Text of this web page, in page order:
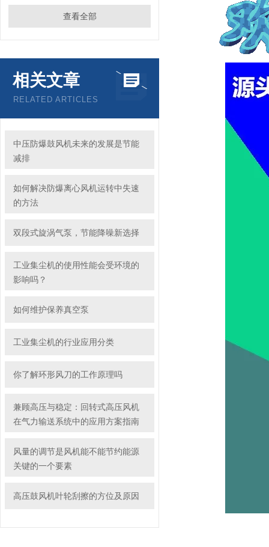
查看全部
相关文章
RELATED ARTICLES
中压防爆鼓风机未来的发展是节能
减排
如何解决防爆离心风机运转中失速
的方法
双段式旋涡气泵，节能降噪新选择
工业集尘机的使用性能会受环境的
影响吗？
如何维护保养真空泵
工业集尘机的行业应用分类
你了解环形风刀的工作原理吗
兼顾高压与稳定：回转式高压风机
在气力输送系统中的应用方案指南
风量的调节是风机能不能节约能源
关键的一个要素
高压鼓风机叶轮刮擦的方位及原因